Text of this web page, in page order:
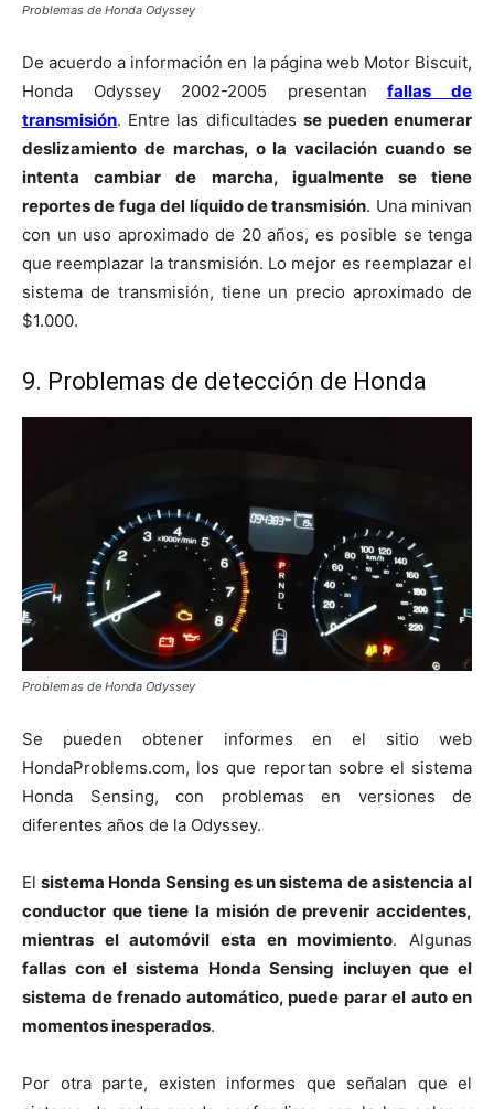
Problemas de Honda Odyssey
De acuerdo a información en la página web Motor Biscuit,
Honda Odyssey 2002-2005 presentanfallas de
transmisión. Entre las dificultades se pueden enumerar
deslizamiento de marchas, o la vacilación cuando se
intenta cambiar de marcha, igualmente se tiene
reportes de fuga del líquido de transmisión. Una minivan
con un uso aproximado de 20 años, es posible se tenga
que reemplazar la transmisión. Lo mejor es reemplazar el
sistema de transmisión, tiene un precio aproximado de
$1.000.
9. Problemas de detección de Honda
Problemas de Honda Odyssey
Se pueden obtener informes en el sitio web
HondaProblems.com, los que reportan sobre el sistema
Honda Sensing, con problemas en versiones de
diferentes años de la Odyssey.
Elsistema Honda Sensing es un sistema de asistencia al
conductor que tiene la misión de prevenir accidentes,
mientras el automóvil esta en movimiento. Algunas
fallas con el sistema Honda Sensing incluyen que el
sistema de frenado automático, puede parar el auto en
momentos inesperados.
Por otra parte, existen informes que señalan que el